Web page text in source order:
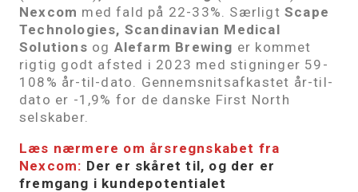
Nexcom med fald på 22-33%. SærligtScape
Technologies, Scandinavian Medical
Solutions og Alefarm Brewing er kommet
rigtig godt afsted i 2023 med stigninger 59-
108% år-til-dato. Gennemsnitsafkastet år-til-
dato er -1,9% for de danske First North
selskaber.
Læs nærmere om årsregnskabet fra
Nexcom: Der er skåret til, og der er
fremgang i kundepotentialet